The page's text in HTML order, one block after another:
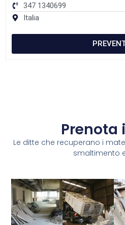
347 1340699
Italia
Prenota
Le ditte che recuperano i
smaltimento